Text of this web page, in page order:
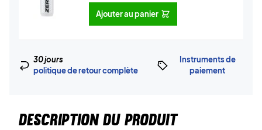
Ajouter au panier
30 jours
politique de retour complète
Instruments de
paiement
DESCRIPTION DU PRODUIT